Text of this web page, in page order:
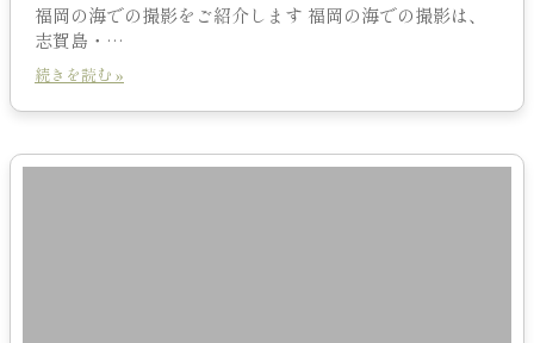
福岡の海での撮影をご紹介します 福岡の海での撮影は、
志賀島・…
続きを読む »